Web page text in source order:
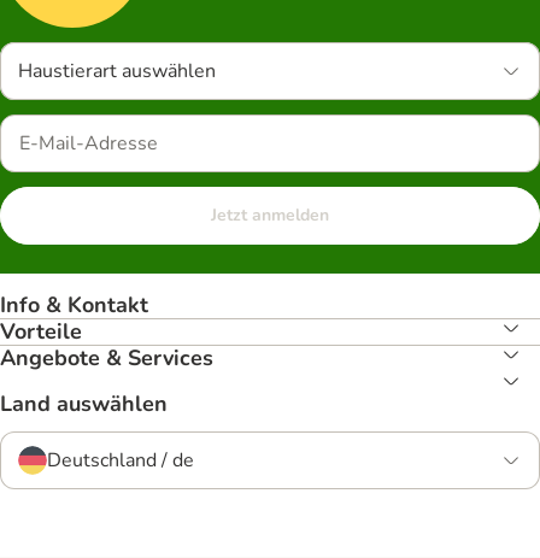
Haustierart auswählen
Jetzt anmelden
Info & Kontakt
Vorteile
Angebote & Services
Land auswählen
Deutschland / de